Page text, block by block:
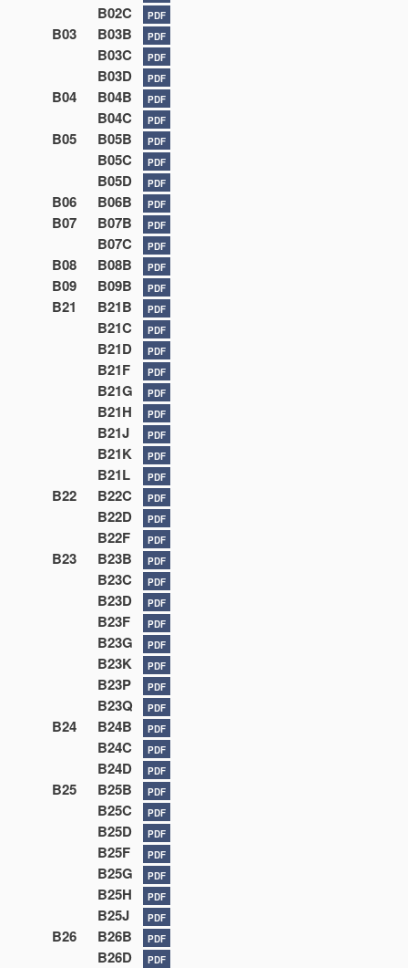
B02C PDF
B03 B03B PDF
B03C PDF
B03D PDF
B04 B04B PDF
B04C PDF
B05 B05B PDF
B05C PDF
B05D PDF
B06 B06B PDF
B07 B07B PDF
B07C PDF
B08 B08B PDF
B09 B09B PDF
B21 B21B PDF
B21C PDF
B21D PDF
B21F PDF
B21G PDF
B21H PDF
B21J PDF
B21K PDF
B21L PDF
B22 B22C PDF
B22D PDF
B22F PDF
B23 B23B PDF
B23C PDF
B23D PDF
B23F PDF
B23G PDF
B23K PDF
B23P PDF
B23Q PDF
B24 B24B PDF
B24C PDF
B24D PDF
B25 B25B PDF
B25C PDF
B25D PDF
B25F PDF
B25G PDF
B25H PDF
B25J PDF
B26 B26B PDF
B26D PDF